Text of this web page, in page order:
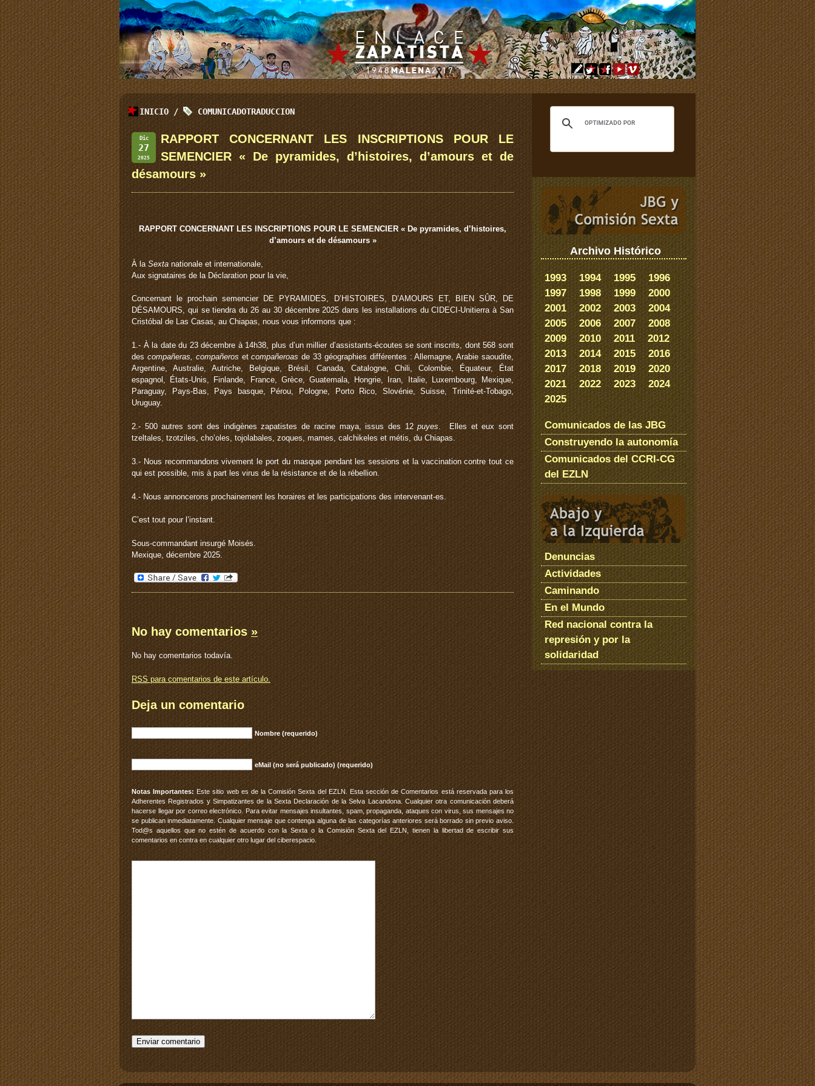
INICIO / COMUNICADOTRADUCCION
Dic
27
2025
RAPPORT CONCERNANT LES INSCRIPTIONS POUR LE
SEMENCIER « De pyramides, d’histoires, d’amours et de
désamours »
RAPPORT CONCERNANT LES INSCRIPTIONS POUR LE SEMENCIER « De pyramides, d’histoires,
d’amours et de désamours »
À la Sexta nationale et internationale,
Aux signataires de la Déclaration pour la vie,
Concernant le prochain semencier DE PYRAMIDES, D’HISTOIRES, D’AMOURS ET, BIEN SÛR, DE
DÉSAMOURS, qui se tiendra du 26 au 30 décembre 2025 dans les installations du CIDECI-Unitierra à San
Cristóbal de Las Casas, au Chiapas, nous vous informons que :
1.- À la date du 23 décembre à 14h38, plus d’un millier d’assistants-écoutes se sont inscrits, dont 568 sont
descompañeras, compañerosetcompañeroas de 33 géographies différentes : Allemagne, Arabie saoudite,
Argentine, Australie, Autriche, Belgique, Brésil, Canada, Catalogne, Chili, Colombie, Équateur, État
espagnol, États-Unis, Finlande, France, Grèce, Guatemala, Hongrie, Iran, Italie, Luxembourg, Mexique,
Paraguay, Pays-Bas, Pays basque, Pérou, Pologne, Porto Rico, Slovénie, Suisse, Trinité-et-Tobago,
Uruguay.
2.- 500 autres sont des indigènes zapatistes de racine maya, issus des 12puyes. Elles et eux sont
tzeltales, tzotziles, cho’oles, tojolabales, zoques, mames, calchikeles et métis, du Chiapas.
3.- Nous recommandons vivement le port du masque pendant les sessions et la vaccination contre tout ce
qui est possible, mis à part les virus de la résistance et de la rébellion.
4.- Nous annoncerons prochainement les horaires et les participations des intervenant-es.
C’est tout pour l’instant.
Sous-commandant insurgé Moisés.
Mexique, décembre 2025.
No hay comentarios»
No hay comentarios todavía.
RSS para comentarios de este artículo.
Deja un comentario
Nombre (requerido)
eMail (no será publicado) (requerido)
Notas Importantes: Este sitio web es de la Comisión Sexta del EZLN. Esta sección de Comentarios está reservada para los
Adherentes Registrados y Simpatizantes de la Sexta Declaración de la Selva Lacandona. Cualquier otra comunicación deberá
hacerse llegar por correo electrónico. Para evitar mensajes insultantes, spam, propaganda, ataques con virus, sus mensajes no
se publican inmediatamente. Cualquier mensaje que contenga alguna de las categorías anteriores será borrado sin previo aviso.
Tod@s aquellos que no estén de acuerdo con la Sexta o la Comisión Sexta del EZLN, tienen la libertad de escribir sus
comentarios en contra en cualquier otro lugar del ciberespacio.
Archivo Histórico
1993 1994 1995
1996
1997
1998 1999
2000
2001
2002 2003
2004
2005
2006 2007
2008
2009
2010 2011
2012
2013
2014 2015
2016
2017
2018 2019
2020
2021
2022 2023
2024
2025
Comunicados de las JBG
Construyendo la autonomía
Comunicados del CCRI-CG
del EZLN
Denuncias
Actividades
Caminando
En el Mundo
Red nacional contra la
represión y por la
solidaridad